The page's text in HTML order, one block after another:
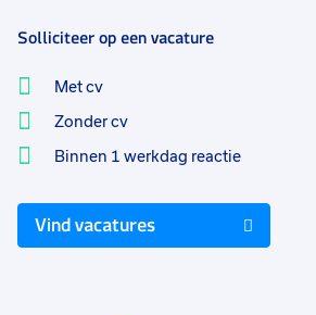
Solliciteer op een vacature
Met cv
Zonder cv
Binnen 1 werkdag reactie
Vind vacatures